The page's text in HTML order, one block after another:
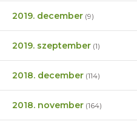
2019. december (9)
2019. szeptember (1)
2018. december (114)
2018. november (164)